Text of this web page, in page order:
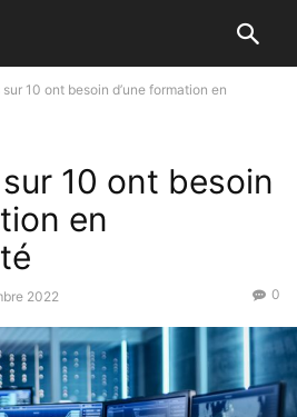
10 ont besoin d’une formation en
10 ont besoin
en
2022 0